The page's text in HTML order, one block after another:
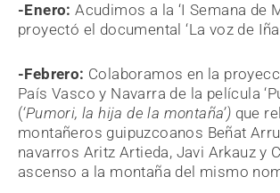
-Enero:Acudimos a la ‘I Semana de
proyectó el documental ‘La voz de
-Febrero: Colaboramos en la
País Vasco y Navarra de la película
(‘Pumori, la hija de la montaña’) que
montañeros guipuzcoanos Beñat
navarros Aritz Artieda, Javi Arkauz y
ascenso a la montaña del mismo